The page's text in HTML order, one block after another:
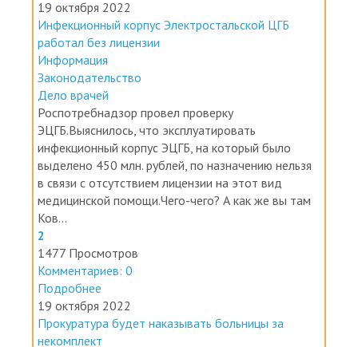
Инфекционный корпус Электростальской ЦГБ
работал без лицензии
Информация
Законодательство
Дело врачей
Роспотребнадзор провел проверку
ЭЦГБ.Выяснилось, что эксплуатировать
инфекционный корпус ЭЦГБ, на который было
выделено 450 млн. рублей, по назначению нельзя
в связи с отсутствием лицензии на этот вид
медицинской помощи.Чего-чего? А как же вы там
Ков...
2
1477 Просмотров
Комментариев: 0
Подробнее
19 октября 2022
Прокуратура будет наказывать больницы за
некомплект
Информация